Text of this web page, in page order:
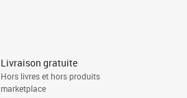
Livraison gratuite
Hors livres et hors produits
marketplace